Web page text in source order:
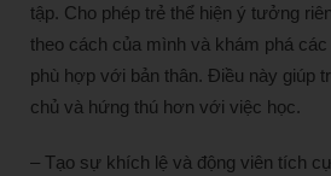
tập. Cho phép trẻ thể hiện ý tưởng
theo cách của mình và khám phá
phù hợp với bản thân. Điều này giúp
chủ và hứng thú hơn với việc học.
– Tạo sự khích lệ và động viên tích